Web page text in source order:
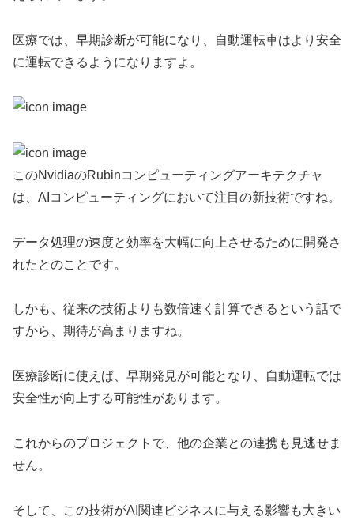
医療では、早期診断が可能になり、自動運転車はより安全
に運転できるようになりますよ。
このNvidiaのRubinコンピューティングアーキテクチャ
は、AIコンピューティングにおいて注目の新技術ですね。
データ処理の速度と効率を大幅に向上させるために開発さ
れたとのことです。
しかも、従来の技術よりも数倍速く計算できるという話で
すから、期待が高まりますね。
医療診断に使えば、早期発見が可能となり、自動運転では
安全性が向上する可能性があります。
これからのプロジェクトで、他の企業との連携も見逃せま
せん。
そして、この技術がAI関連ビジネスに与える影響も大きい